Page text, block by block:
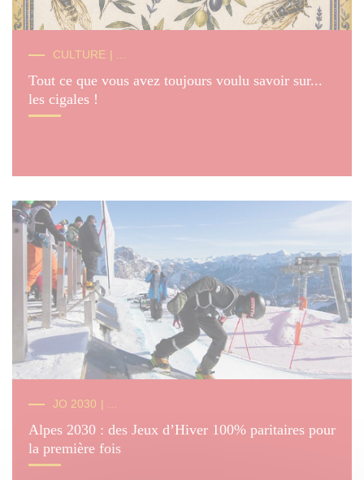
CULTURE | ...
Tout ce que vous avez toujours voulu savoir sur...
les cigales !
JO 2030 | ...
Alpes 2030 : des Jeux d’Hiver 100% paritaires pour
la première fois